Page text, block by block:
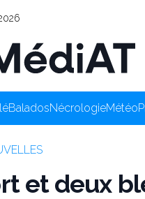
BaladosNécrologieMétéo
et deux